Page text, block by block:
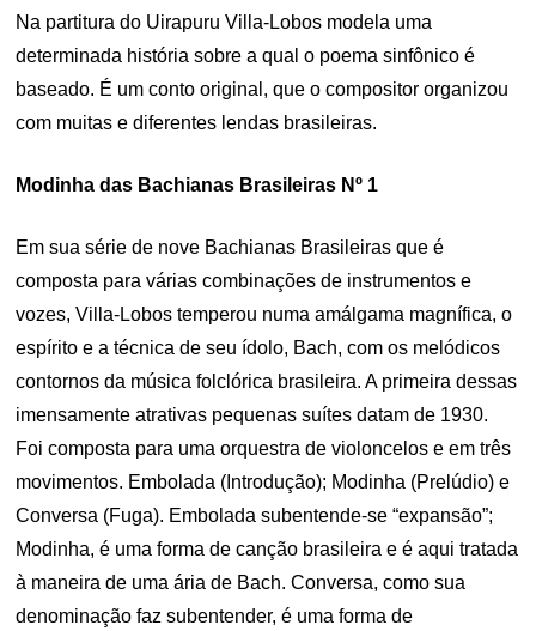
Na partitura do Uirapuru Villa-Lobos modela uma
determinada história sobre a qual o poema sinfônico é
baseado. É um conto original, que o compositor organizou
com muitas e diferentes lendas brasileiras.
Modinha das Bachianas Brasileiras Nº 1
Em sua série de nove Bachianas Brasileiras que é
composta para várias combinações de instrumentos e
vozes, Villa-Lobos temperou numa amálgama magnífica, o
espírito e a técnica de seu ídolo, Bach, com os melódicos
contornos da música folclórica brasileira. A primeira dessas
imensamente atrativas pequenas suítes datam de 1930.
Foi composta para uma orquestra de violoncelos e em três
movimentos. Embolada (Introdução); Modinha (Prelúdio) e
Conversa (Fuga). Embolada subentende-se “expansão”;
Modinha, é uma forma de canção brasileira e é aqui tratada
à maneira de uma ária de Bach. Conversa, como sua
denominação faz subentender, é uma forma de